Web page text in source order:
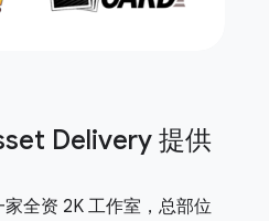
Delivery 提供
全资 2K 工作室，总部位